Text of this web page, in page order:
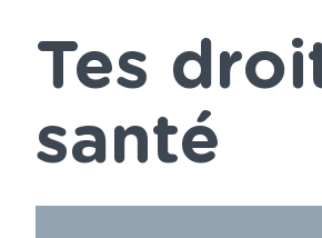
navigation
(French)
Breadcrumb
Tes
santé